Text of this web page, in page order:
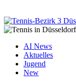
AI News
Aktuelles
Jugend
New